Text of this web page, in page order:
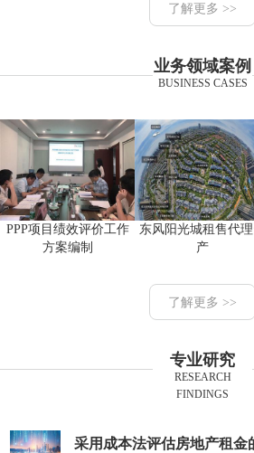
了解更多 >>
业务领域案例
BUSINESS CASES
PPP项目绩效评价工作
方案编制
东风阳光城租售代
产
了解更多 >>
专业研究
RESEARCH
FINDINGS
采用成本法评估房地产租金